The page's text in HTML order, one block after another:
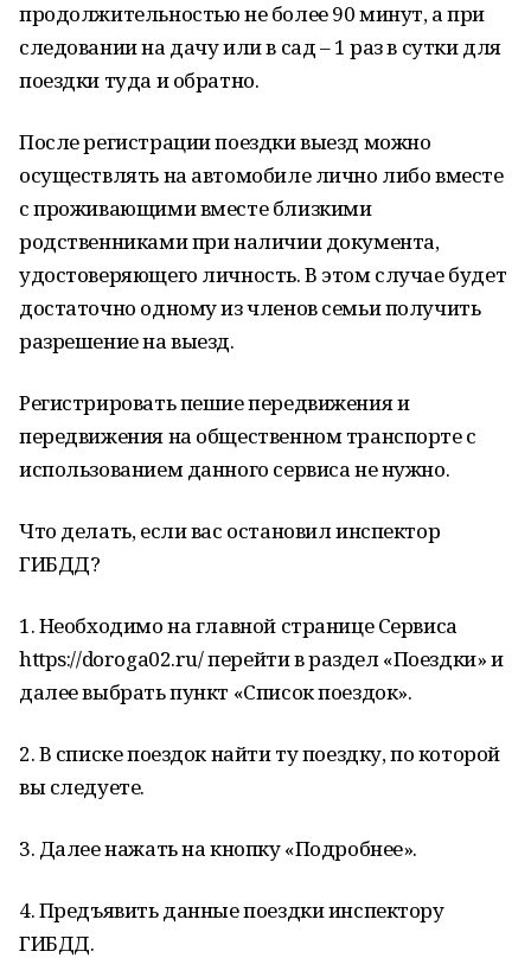
продолжительностью не более 90 минут, а при
следовании на дачу или в сад ­– 1 раз в сутки для
поездки туда и обратно.
После регистрации поездки выезд можно
осуществлять на автомобиле лично либо вместе
с проживающими вместе близкими
родственниками при наличии документа,
удостоверяющего личность. В этом случае будет
достаточно одному из членов семьи получить
разрешение на выезд.
Регистрировать пешие передвижения и
передвижения на общественном транспорте с
использованием данного сервиса не нужно.
Что делать, если вас остановил инспектор
ГИБДД?
1. Необходимо на главной странице Сервиса
https://doroga02.ru/ перейти в раздел «Поездки» и
далее выбрать пункт «Список поездок».
2. В списке поездок найти ту поездку, по которой
вы следуете.
3. Далее нажать на кнопку «Подробнее».
4. Предъявить данные поездки инспектору
ГИБДД.